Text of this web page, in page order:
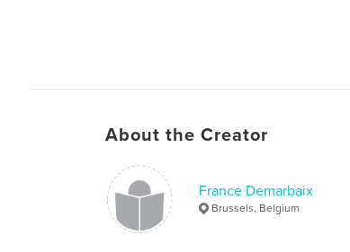
About the Creator
France Demarbaix
Brussels, Belgium